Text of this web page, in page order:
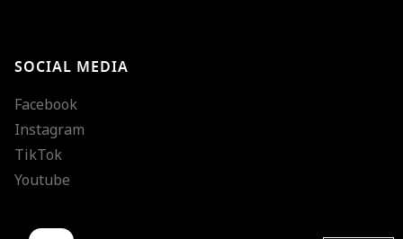
SOCIAL MEDIA
Facebook
Instagram
TikTok
Youtube